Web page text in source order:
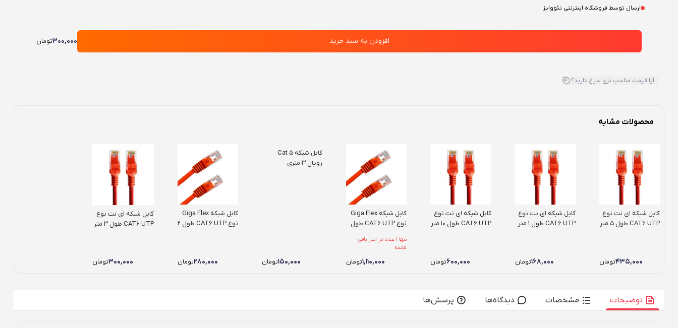
ارسال توسط فروشگاه اینترنتی نئووایز
افزودن به سبد خرید 300,000تومان
آیا قیمت مناسب تری سراغ دارید؟
محصولات مشابه
کابل شبکه ای نت نوع
CAT6 UTP طول 5 متر
۴۳۵,۰۰۰تومان
کابل شبکه ای نت نوع
CAT6 UTP طول 1 متر
۱۶۸,۰۰۰تومان
کابل شبکه ای نت نوع
CAT6 UTP طول 10 متر
۶۰۰,۰۰۰تومان
کابل شبکه Giga Flex
نوع CAT6 UTP طول
تنها 1 عدد در انبار باقی
مانده
۱,۱۱۰,۰۰۰تومان
کابل شبکه Cat 5
رویال 3 متری
۱۵۰,۰۰۰تومان
کابل شبکه Giga Flex
نوع CAT6 UTP طول 2
۲۸۰,۰۰۰تومان
کابل شبکه ای نت نوع
CAT6 UTP طول 3 متر
۳۰۰,۰۰۰تومان
توضیحات مشخصات دیدگاه‌ها پرسش‌ها